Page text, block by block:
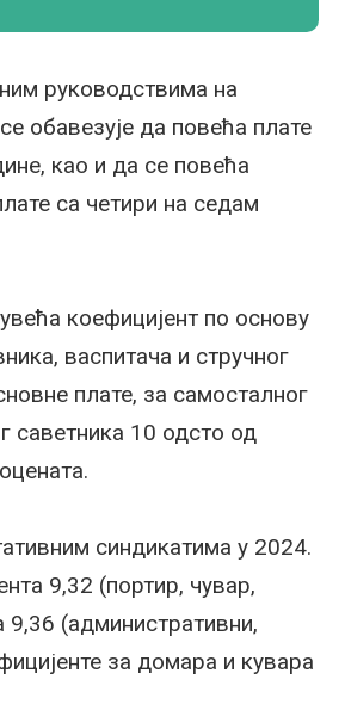
руководствима на
обавезује да повећа плате
као и да се повећа
са четири на седам
коефицијент по основу
васпитача и стручног
плате, за самосталног
саветника 10 одсто од
синдикатима у 2024.
9,32 (портир, чувар,
9,36 (административни,
за домара и кувара